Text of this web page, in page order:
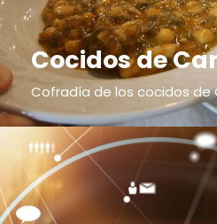
Cocidos de
Cofradía de los cocidos de